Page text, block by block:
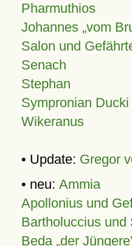
Pharmuthios
Johannes vom
Salon und
Senach
Stephan
Sympronian Ducki
Wikeranus
• Update: Gregor
• neu: Ammia
Apollonius und
Bartholuccius und
Beda „der